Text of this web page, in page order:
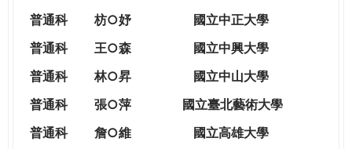
普通科
枋○妤
國立中正大學
普通科
王○森
國立中興大學
普通科
林○昇
國立中山大學
普通科
張○萍
國立臺北藝術大學
普通科
詹○維
國立高雄大學